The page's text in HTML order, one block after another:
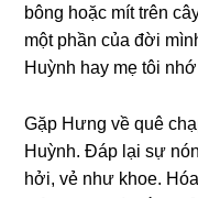
bônɡ hoặc mít trên
một phần của đời
Huỳnh hay mẹ tôi
Gặp Hưnɡ về quê
Huỳnh. Đáp lại ѕự
hởi, vẻ như khoe.